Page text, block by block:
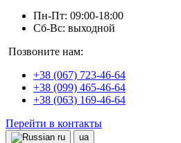
Пн-Пт: 09:00-18:00
Сб-Вс: выходной
Позвоните нам:
+38 (067) 723-46-64
+38 (099) 465-46-64
+38 (063) 169-46-64
Перейти в контакты
ru
ua